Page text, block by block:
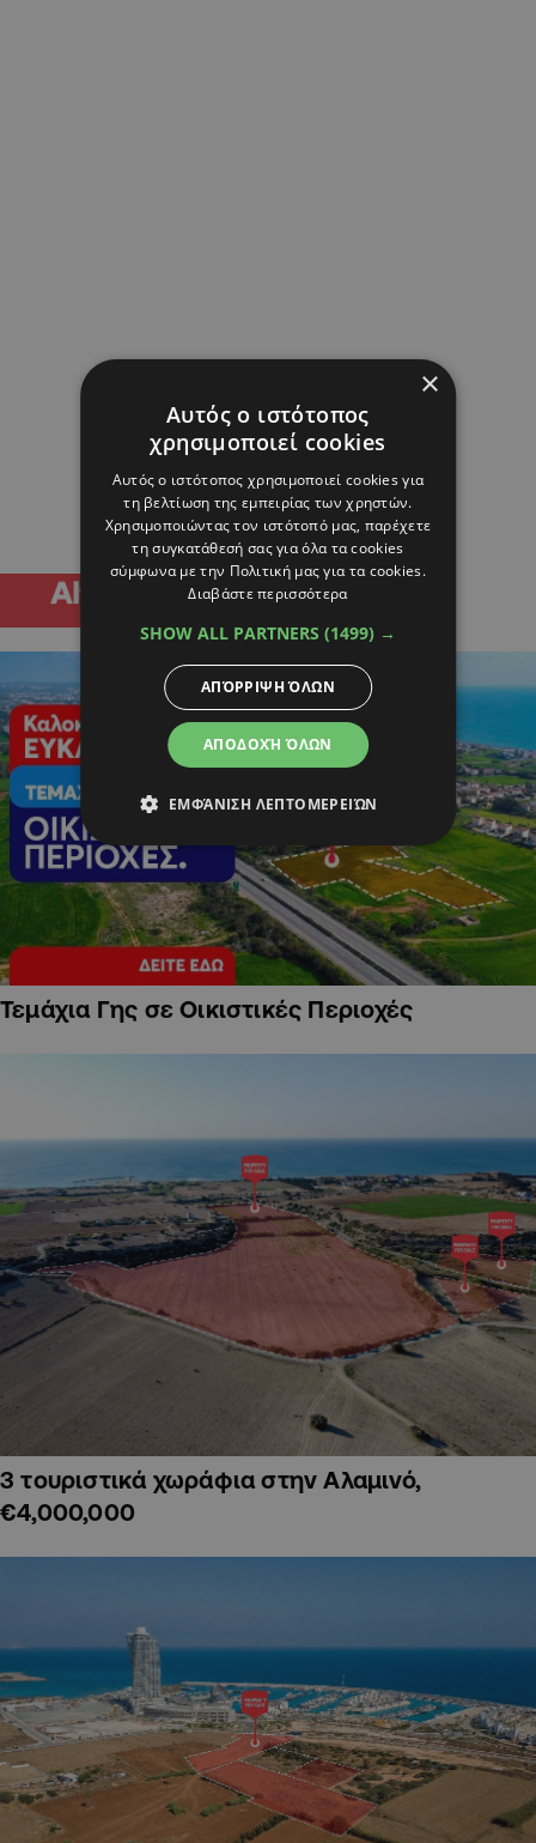
Τεμάχια Γης σε Οικιστικές Περιοχές
3 τουριστικά χωράφια στην Αλαμινό,
€4,000,000
×
Αυτός ο ιστότοπος
χρησιμοποιεί cookies
Αυτός ο ιστότοπος χρησιμοποιεί cookies για
τη βελτίωση της εμπειρίας των χρηστών.
Χρησιμοποιώντας τον ιστότοπό μας, παρέχετε
τη συγκατάθεσή σας για όλα τα cookies
σύμφωνα με την Πολιτική μας για τα cookies.
Διαβάστε περισσότερα
SHOW ALL PARTNERS (1499) →
ΑΠΟΔΟΧΉ ΌΛΩΝ
ΑΠΌΡΡΙΨΗ ΌΛΩΝ
ΕΜΦΆΝΙΣΗ ΛΕΠΤΟΜΕΡΕΙΏΝ